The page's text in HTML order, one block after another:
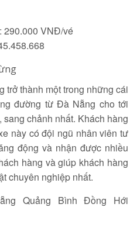
290.000 VNĐ/vé
trở thành một trong những cái
đường từ Đà Nẵng cho tới
chảnh nhất. Khách hàng
này có đội ngũ nhân viên tư
động và nhận được nhiều
hàng và giúp khách hàng
chuyên nghiệp nhất.